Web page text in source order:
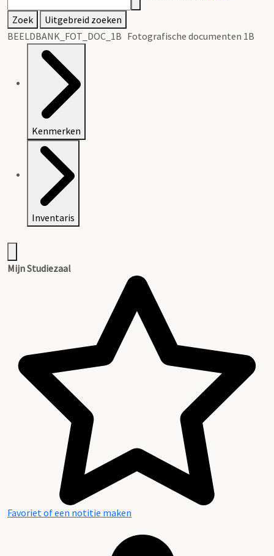
Zoek
Uitgebreid zoeken
BEELDBANK_FOT_DOC_1B Fotografische documenten 1B
Kenmerken
Inventaris
Mijn Studiezaal
Favoriet of een notitie maken